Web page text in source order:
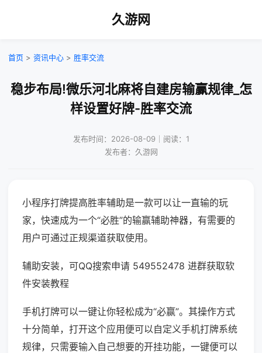
久游网
首页 > 资讯中心 > 胜率交流
稳步布局!微乐河北麻将自建房输赢规律_怎
样设置好牌-胜率交流
发布时间：2026-08-09｜阅读：1
发布者：久游网
小程序打牌提高胜率辅助是一款可以让一直输的玩
家，快速成为一个“必胜”的输赢辅助神器，有需要的
用户可通过正规渠道获取使用。
辅助安装，可QQ搜索申请 549552478 进群获取软
件安装教程
手机打牌可以一键让你轻松成为“必赢”。其操作方式
十分简单，打开这个应用便可以自定义手机打牌系统
规律，只需要输入自己想要的开挂功能，一键便可以